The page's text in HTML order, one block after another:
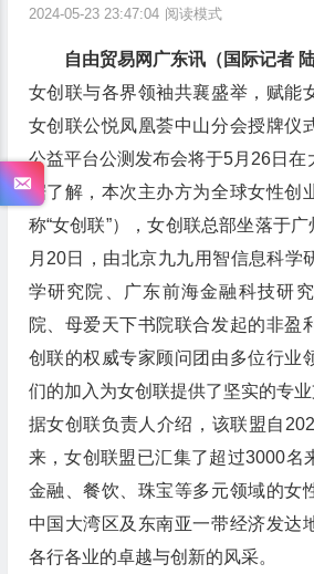
2024-05-23 23:47:04 阅读模式
自由贸易网广东讯（国际记者
女创联与各界领袖共襄盛举，赋能
女创联公悦凤凰荟中山分会授牌仪
公益平台公测发布会将于5月26日在
据了解，本次主办方为全球女性创
称“女创联”），女创联总部坐落于
月20日，由北京九九用智信息科学
学研究院、广东前海金融科技研
院、母爱天下书院联合发起的非盈
创联的权威专家顾问团由多位行业
们的加入为女创联提供了坚实的专业
据女创联负责人介绍，该联盟自
来，女创联盟已汇集了超过3000名
金融、餐饮、珠宝等多元领域的女
中国大湾区及东南亚一带经济发达
各行各业的卓越与创新的风采。